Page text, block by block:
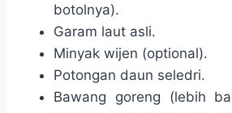
botolnya).
Garam laut asli.
Minyak wijen (optional).
Potongan daun seledri.
Bawang goreng (lebih